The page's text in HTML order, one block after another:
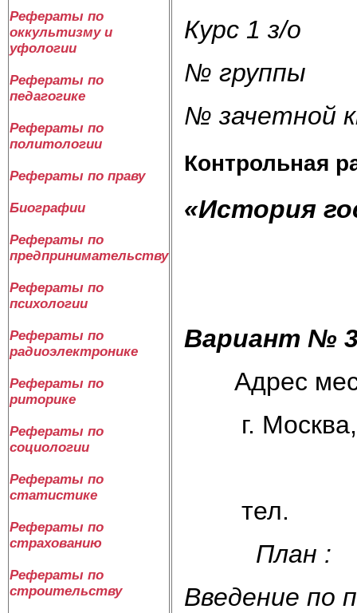
Рефераты по
оккультизму и
уфологии
Рефераты по
педагогике
Рефераты по
политологии
Рефераты по праву
Биографии
Рефераты по
предпринимательству
Рефераты по
психологии
Рефераты по
радиоэлектронике
Рефераты по
риторике
Рефераты по
социологии
Рефераты по
статистике
Рефераты по
страхованию
Рефераты по
строительству
Курс 1 з/о
№ группы
№ зачетной
Контрольная
«История
Вариант №
Адрес
г. Москва,
тел.
План :
Введение по